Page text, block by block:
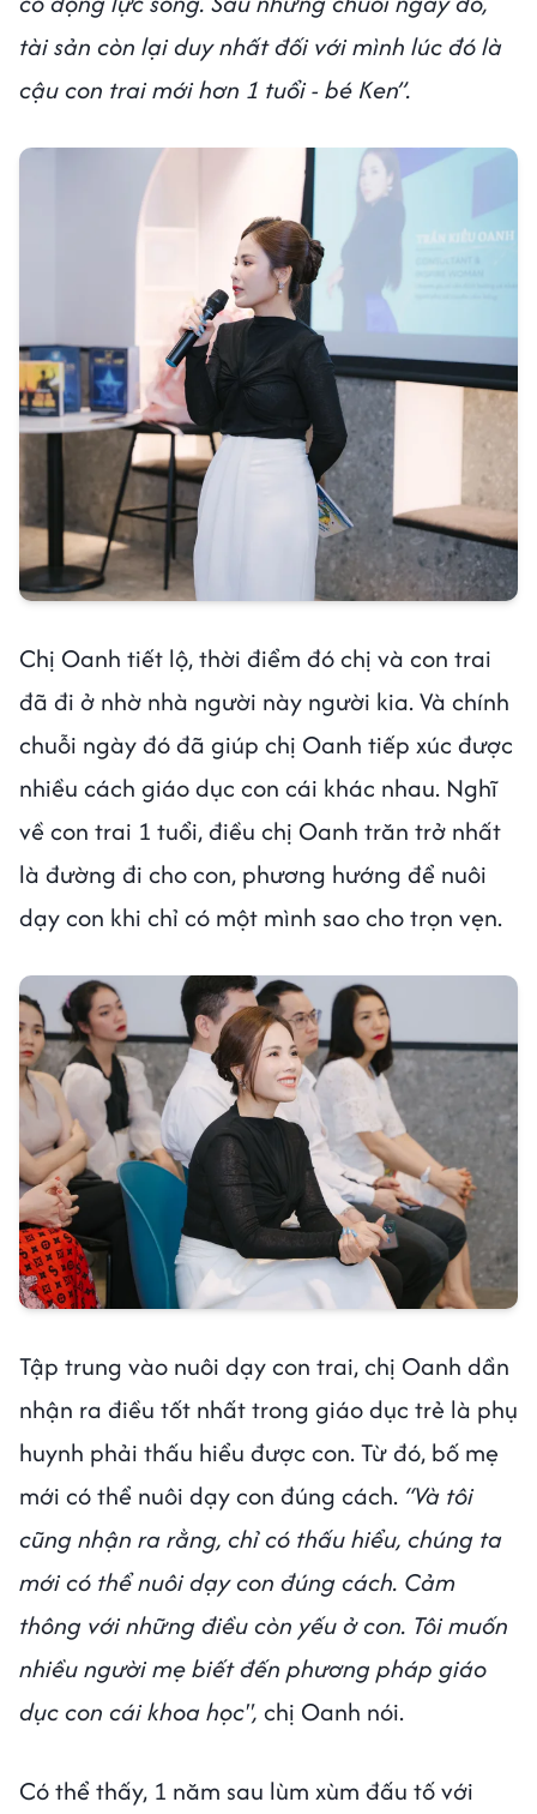
tài sản còn lại duy nhất đối với mình lúc đó là
cậu con trai mới hơn 1 tuổi - bé Ken”.
Chị Oanh tiết lộ, thời điểm đó chị và con trai
đã đi ở nhờ nhà người này người kia. Và chính
chuỗi ngày đó đã giúp chị Oanh tiếp xúc được
nhiều cách giáo dục con cái khác nhau. Nghĩ
về con trai 1 tuổi, điều chị Oanh trăn trở nhất
là đường đi cho con, phương hướng để nuôi
dạy con khi chỉ có một mình sao cho trọn vẹn.
Tập trung vào nuôi dạy con trai, chị Oanh dần
nhận ra điều tốt nhất trong giáo dục trẻ là phụ
huynh phải thấu hiểu được con. Từ đó, bố mẹ
mới có thể nuôi dạy con đúng cách. “Và tôi
cũng nhận ra rằng, chỉ có thấu hiểu, chúng ta
mới có thể nuôi dạy con đúng cách. Cảm
thông với những điều còn yếu ở con. Tôi muốn
nhiều người mẹ biết đến phương pháp giáo
dục con cái khoa học", chị Oanh nói.
Có thể thấy, 1 năm sau lùm xùm đấu tố với